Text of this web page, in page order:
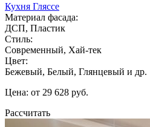
Кухня Гляссе
Материал фасада:
ДСП, Пластик
Стиль:
Современный, Хай-тек
Цвет:
Бежевый, Белый, Глянцевый и др.
Цена: от 29 628 руб.
Рассчитать